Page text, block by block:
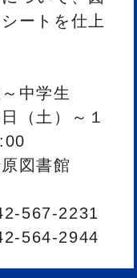
ートを仕上
中学生
（土）～１
図書館
567-2231
2944